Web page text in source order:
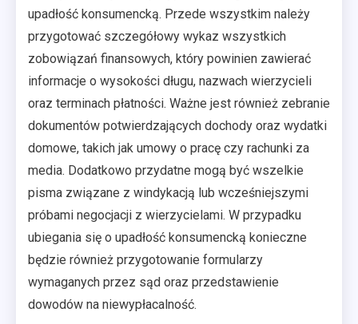
upadłość konsumencką. Przede wszystkim należy
przygotować szczegółowy wykaz wszystkich
zobowiązań finansowych, który powinien zawierać
informacje o wysokości długu, nazwach wierzycieli
oraz terminach płatności. Ważne jest również zebranie
dokumentów potwierdzających dochody oraz wydatki
domowe, takich jak umowy o pracę czy rachunki za
media. Dodatkowo przydatne mogą być wszelkie
pisma związane z windykacją lub wcześniejszymi
próbami negocjacji z wierzycielami. W przypadku
ubiegania się o upadłość konsumencką konieczne
będzie również przygotowanie formularzy
wymaganych przez sąd oraz przedstawienie
dowodów na niewypłacalność.